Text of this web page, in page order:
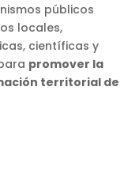
públicos
locales,
científicas y
promover la
territorial de